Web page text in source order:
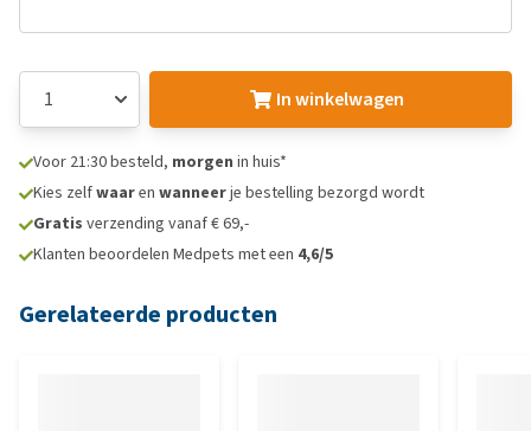
In winkelwagen
Voor 21:30 besteld, morgen in huis*
Kies zelfwaaren wanneerje bestelling bezorgd wordt
Gratis verzending vanaf € 69,-
Klanten beoordelen Medpets met een 4,6/5
Gerelateerde producten